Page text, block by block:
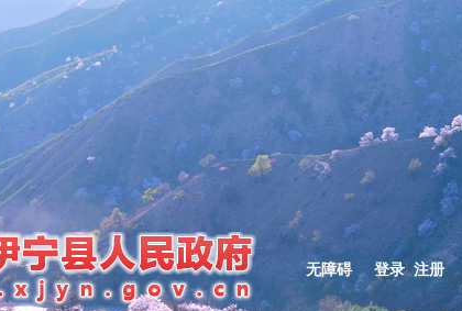
登录|注册
无障碍